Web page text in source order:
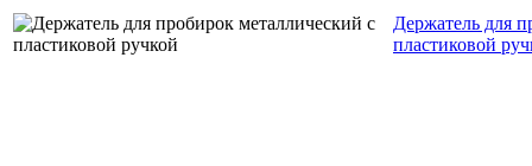
Держатель для
пластиковой